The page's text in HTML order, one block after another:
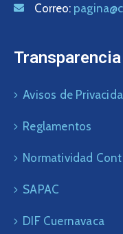
Correo:
Transparencia
Avisos de
Reglamentos
Normatividad
SAPAC
DIF Cuernavaca